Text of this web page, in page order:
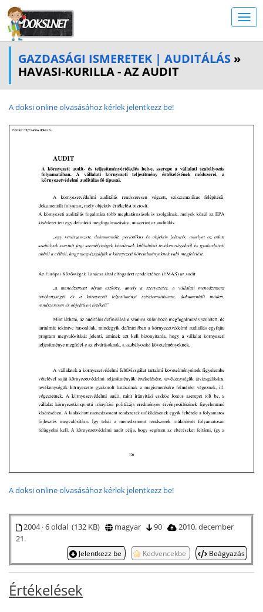
GAZDASÁGI ISMERETEK | AUDITÁLÁS »
HAVASI-KURILLA - AZ AUDIT
A doksi online olvasásához kérlek jelentkezz be!
A doksi online olvasásához kérlek jelentkezz be!
2004 · 6 oldal (132 KB) magyar 90
2010. december
21.
Jelentkezz be Kedvencekbe Beágyazás
Értékelések